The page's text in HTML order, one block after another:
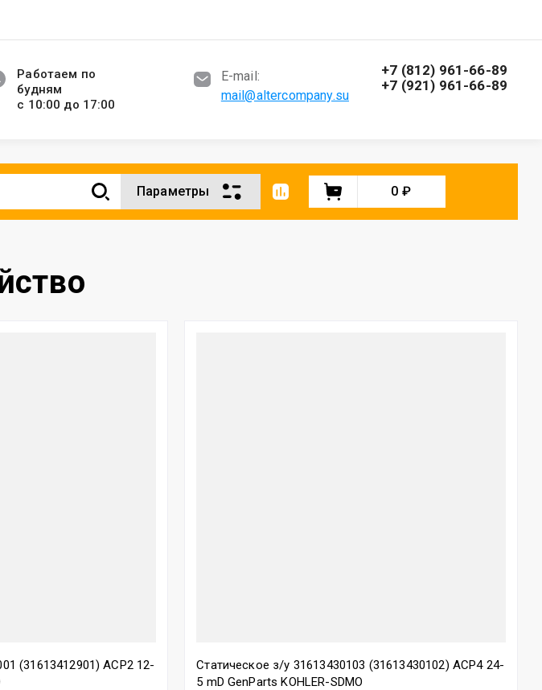
Работаем по
будням
с 10:00 до 17:00
E-mail:
mail@altercompany.su
+7 (812) 961-66-89
+7 (921) 961-66-89
Параметры 0 ₽
(31613412901) ACP2 12-
Статическое з/у 31613430103 (31613430102) ACP4 24-
5 mD GenParts KOHLER-SDMO